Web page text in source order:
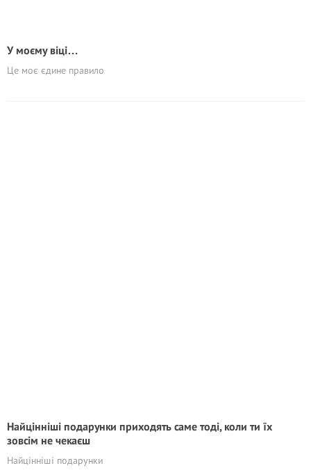
У моєму віці…
Це моє єдине правило
Найцінніші подарунки приходять саме тоді, коли ти їх
зовсім не чекаєш
Найцінніші подарунки